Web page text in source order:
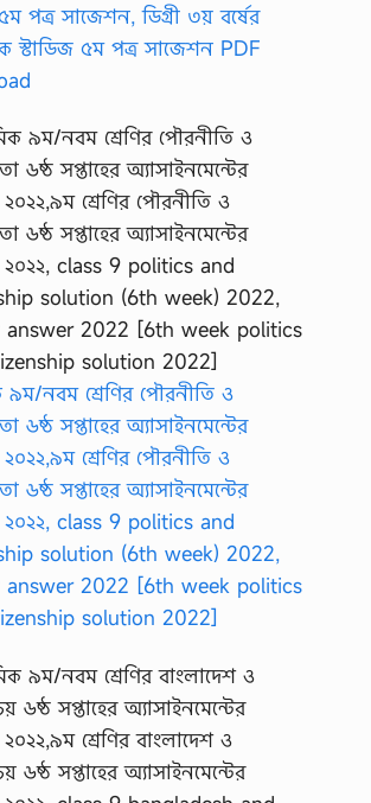
পত্র সাজেশন, ডিগ্রী ৩য় বর্ষের
স্টাডিজ ৫ম পত্র সাজেশন PDF
৯ম/নবম শ্রেণির পৌরনীতি ও
৬ষ্ঠ সপ্তাহের অ্যাসাইনমেন্টের
শ্রেণির পৌরনীতি ও
৬ষ্ঠ সপ্তাহের অ্যাসাইনমেন্টের
২০২২, class 9 politics and
solution (6th week) 2022,
answer 2022 [6th week politics
solution 2022]